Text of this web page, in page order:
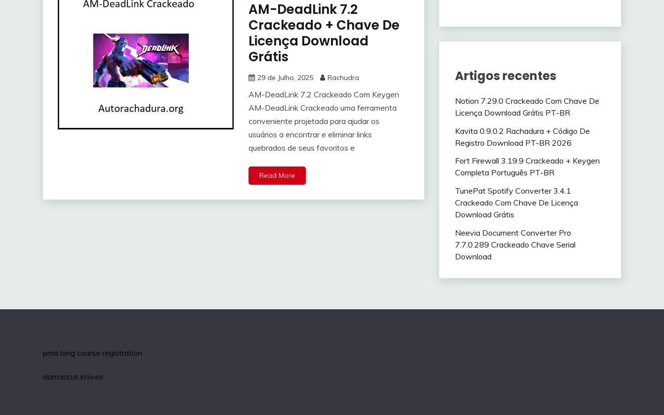
AM-DeadLink 7.2
Crackeado + Chave De
Licença Download
Grátis
29 de Julho, 2025 Rachudra
AM-DeadLink 7.2 Crackeado Com Keygen
AM-DeadLink Crackeado uma ferramenta
conveniente projetada para ajudar os
usuários a encontrar e eliminar links
quebrados de seus favoritos e
Read More
Artigos recentes
Notion 7.29.0 Crackeado Com Chave De
Licença Download Grátis PT-BR
Kavita 0.9.0.2 Rachadura + Código De
Registro Download PT-BR 2026
Fort Firewall 3.19.9 Crackeado + Keygen
Completa Português PT-BR
TunePat Spotify Converter 3.4.1
Crackeado Com Chave De Licença
Download Grátis
Neevia Document Converter Pro
7.7.0.289 Crackeado Chave Serial
Download
pma long course registration
damascus knives